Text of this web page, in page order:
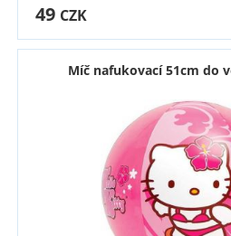
49 CZK
Míč nafukovací 51cm do